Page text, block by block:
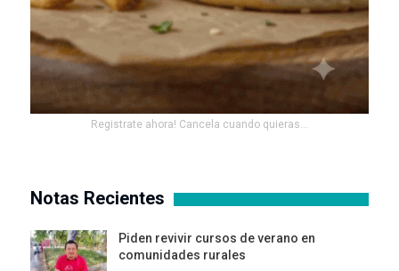
Registrate ahora! Cancela cuando quieras...
Notas Recientes
Piden revivir cursos de verano en
comunidades rurales